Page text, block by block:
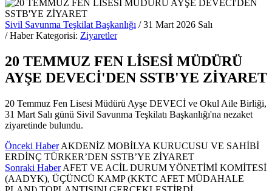
Sivil Savunma Teşkilat Başkanlığı / 31 Mart 2026 Salı
/ Haber Kategorisi: Ziyaretler
20 TEMMUZ FEN LİSESİ MÜDÜRÜ
AYŞE DEVECİ'DEN SSTB'YE ZİYARET
20 Temmuz Fen Lisesi Müdürü Ayşe DEVECİ ve Okul Aile Birliği,
31 Mart Salı günü Sivil Savunma Teşkilatı Başkanlığı'na nezaket
ziyaretinde bulundu.
Önceki Haber AKDENİZ MOBİLYA KURUCUSU VE SAHİBİ
ERDİNÇ TÜRKER’DEN SSTB’YE ZİYARET
Sonraki Haber AFET VE ACİL DURUM YÖNETİMİ KOMİTESİ
(AADYK), ÜÇÜNCÜ KAMP (KKTC AFET MÜDAHALE